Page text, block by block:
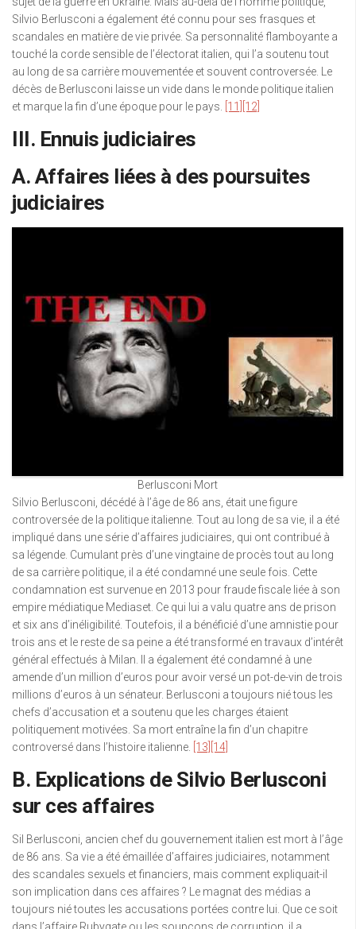
Silvio Berlusconi a également été connu pour ses frasques et
scandales en matière de vie privée. Sa personnalité flamboyante a
touché la corde sensible de l’électorat italien, qui l’a soutenu tout
au long de sa carrière mouvementée et souvent controversée. Le
décès de Berlusconi laisse un vide dans le monde politique italien
et marque la fin d’une époque pour le pays.
[11] [12]
III. Ennuis judiciaires
A. Affaires liées à des poursuites
judiciaires
Berlusconi Mort
Silvio Berlusconi, décédé à l’âge de 86 ans, était une figure
controversée de la politique italienne. Tout au long de sa vie, il a été
impliqué dans une série d’affaires judiciaires, qui ont contribué à
sa légende. Cumulant près d’une vingtaine de procès tout au long
de sa carrière politique, il a été condamné une seule fois. Cette
condamnation est survenue en 2013 pour fraude fiscale liée à son
empire médiatique Mediaset. Ce qui lui a valu quatre ans de prison
et six ans d’inéligibilité. Toutefois, il a bénéficié d’une amnistie pour
trois ans et le reste de sa peine a été transformé en travaux d’intérêt
général effectués à Milan. Il a également été condamné à une
amende d’un million d’euros pour avoir versé un pot-de-vin de trois
millions d’euros à un sénateur. Berlusconi a toujours nié tous les
chefs d’accusation et a soutenu que les charges étaient
politiquement motivées. Sa mort entraîne la fin d’un chapitre
controversé dans l’histoire italienne.
[13] [14]
B. Explications de Silvio Berlusconi
sur ces affaires
Sil Berlusconi, ancien chef du gouvernement italien est mort à l’âge
de 86 ans. Sa vie a été émaillée d’affaires judiciaires, notamment
des scandales sexuels et financiers, mais comment expliquait-il
son implication dans ces affaires ? Le magnat des médias a
toujours nié toutes les accusations portées contre lui. Que ce soit